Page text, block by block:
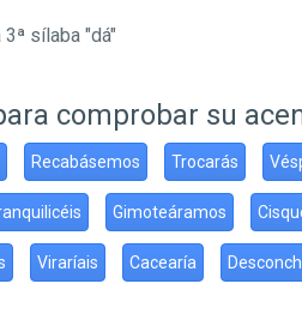
sílaba "dá"
comprobar su
Recabásemos Trocarás
Gimoteáramos
Viraríais Cacearía